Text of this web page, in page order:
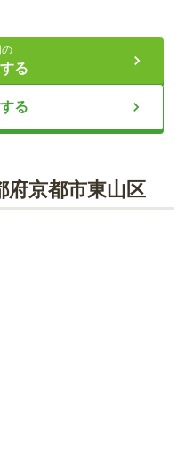
直進する簡単アクセス
宗教に縛りがないので、
き、信仰を大切にしたい方
されているので、墓石の
るので大変便利です。檀
京都市バス33洛西バスタ
歩5分。バスの本数が多い
口コミをすべて見る（2件）
の
る
る
府京都市東山区